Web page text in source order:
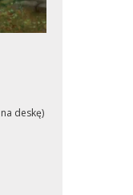
deskę)